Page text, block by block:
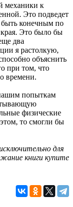
механики к
Это подведет
быть конечным по
Это было бы
два
я растолкую,
объяснить
при том, что
времени.
попыткам
физические
то смогли бы
для
книги купите